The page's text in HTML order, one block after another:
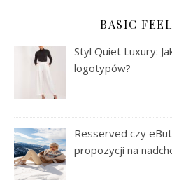
BASIC
Styl Quiet Luxury:
logotypów?
Resserved czy
propozycji na